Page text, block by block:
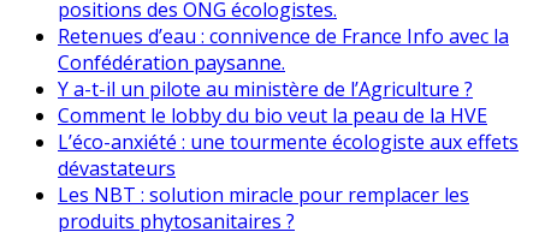
positions des ONG écologistes.
Retenues d’eau : connivence de France Info avec la
Confédération paysanne.
Y a-t-il un pilote au ministère de l’Agriculture ?
Comment le lobby du bio veut la peau de la HVE
L’éco-anxiété : une tourmente écologiste aux effets
dévastateurs
Les NBT : solution miracle pour remplacer les
produits phytosanitaires ?